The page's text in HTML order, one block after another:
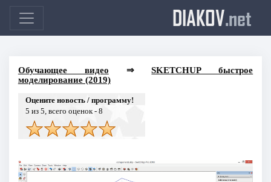
DIAKOV.net
Обучающее видео ⇒SKETCHUP быстрое
моделирование (2019)
Оцените новость / программу!
5 из 5, всего оценок - 8